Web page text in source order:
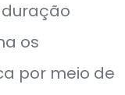
duração
os
por meio de